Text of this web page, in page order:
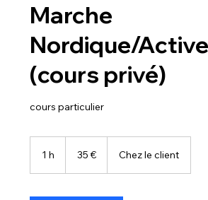
Marche
Nordique/
(cours privé)
cours particulier
1 h 35 € Chez le client